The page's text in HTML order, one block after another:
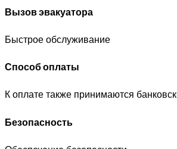
Вызов эвакуатора
Быстрое обслуживание
Способ оплаты
К оплате также принимаются
Безопасность